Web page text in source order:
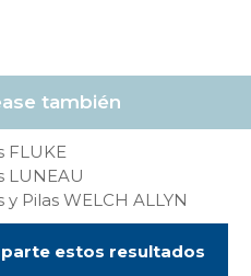
también
FLUKE
LUNEAU
y Pilas WELCH ALLYN
estos resultados